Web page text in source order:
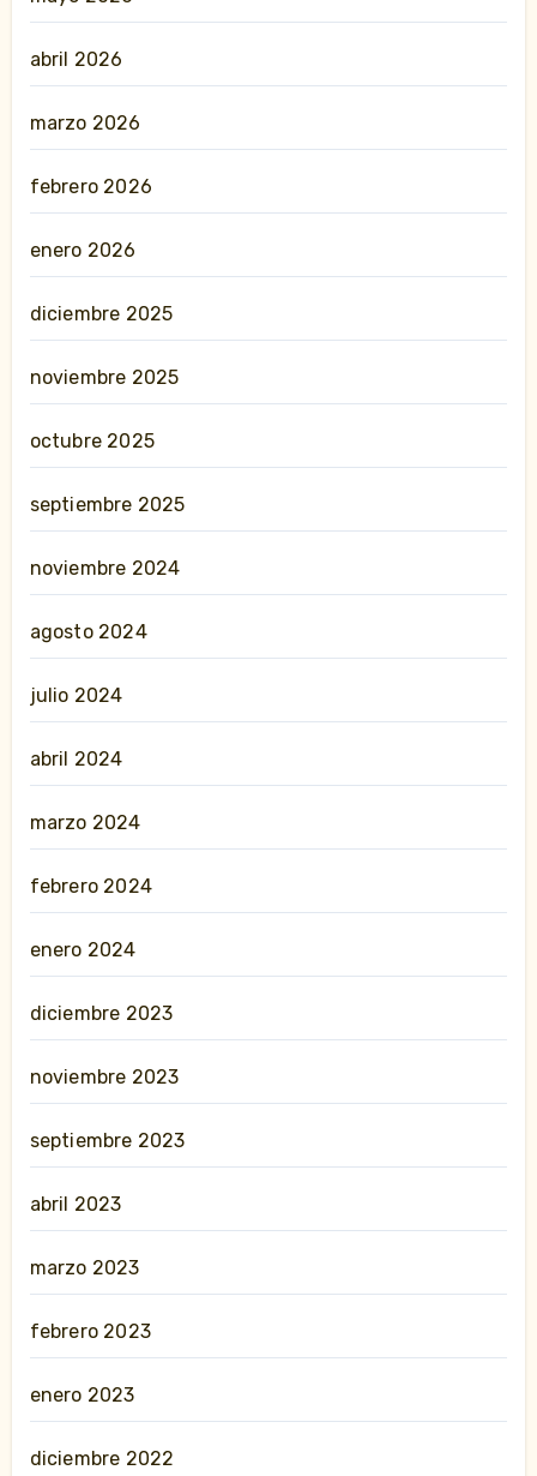
abril 2026
marzo 2026
febrero 2026
enero 2026
diciembre 2025
noviembre 2025
octubre 2025
septiembre 2025
noviembre 2024
agosto 2024
julio 2024
abril 2024
marzo 2024
febrero 2024
enero 2024
diciembre 2023
noviembre 2023
septiembre 2023
abril 2023
marzo 2023
febrero 2023
enero 2023
diciembre 2022